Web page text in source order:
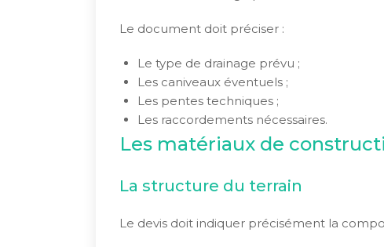
Le document doit préciser :
Le type de drainage prévu ;
Les caniveaux éventuels ;
Les pentes techniques ;
Les raccordements nécessaires.
Les matériaux de
La structure du terrain
Le devis doit indiquer précisément la